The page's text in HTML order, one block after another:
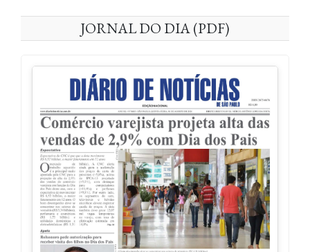
JORNAL DO DIA (PDF)